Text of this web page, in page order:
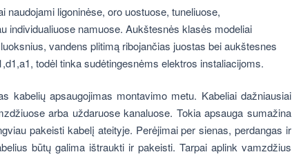
naudojami ligoninėse, oro uostuose, tuneliuose,
individualiuose namuose. Aukštesnės klasės modeliai
vandens plitimą ribojančias juostas bei aukštesnes
todėl tinka sudėtingesnėms elektros instaliacijoms.
kabelių apsaugojimas montavimo metu. Kabeliai dažniausiai
arba uždaruose kanaluose. Tokia apsauga sumažina
pakeisti kabelį ateityje. Perėjimai per sienas, perdangas ir
būtų galima ištraukti ir pakeisti. Tarpai aplink vamzdžius